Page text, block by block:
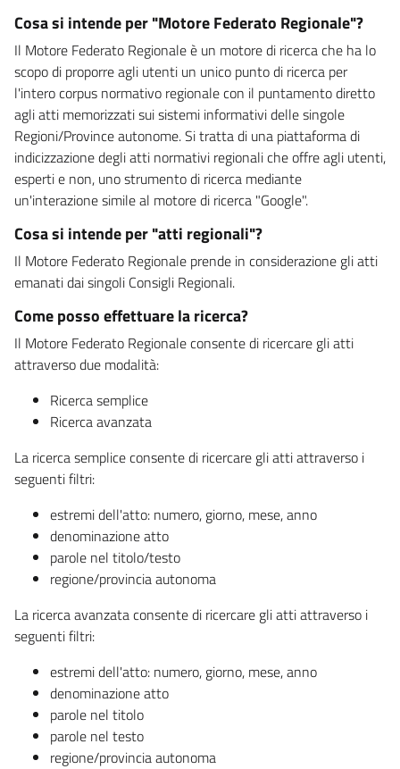
Cosa si intende per "Motore Federato Regionale"?
Il Motore Federato Regionale è un motore di ricerca che ha lo
scopo di proporre agli utenti un unico punto di ricerca per
l'intero corpus normativo regionale con il puntamento diretto
agli atti memorizzati sui sistemi informativi delle singole
Regioni/Province autonome. Si tratta di una piattaforma di
indicizzazione degli atti normativi regionali che offre agli utenti,
esperti e non, uno strumento di ricerca mediante
un'interazione simile al motore di ricerca "Google".
Cosa si intende per "atti regionali"?
Il Motore Federato Regionale prende in considerazione gli atti
emanati dai singoli Consigli Regionali.
Come posso effettuare la ricerca?
Il Motore Federato Regionale consente di ricercare gli atti
attraverso due modalità:
Ricerca semplice
Ricerca avanzata
La ricerca semplice consente di ricercare gli atti attraverso i
seguenti filtri:
estremi dell'atto: numero, giorno, mese, anno
denominazione atto
parole nel titolo/testo
regione/provincia autonoma
La ricerca avanzata consente di ricercare gli atti attraverso i
seguenti filtri:
estremi dell'atto: numero, giorno, mese, anno
denominazione atto
parole nel titolo
parole nel testo
regione/provincia autonoma